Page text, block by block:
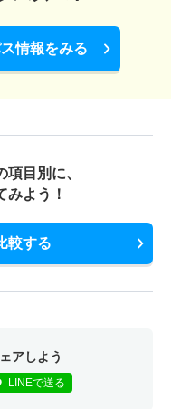
情報をみる
目別に、
みよう！
較する
アしよう
LINEで送る